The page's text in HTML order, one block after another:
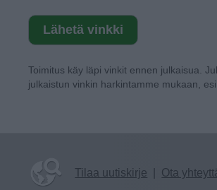
Toimitus käy läpi vinkit ennen julkaisua.
julkaistun vinkin harkintamme mukaan,
Tilaa uutiskirje Ota